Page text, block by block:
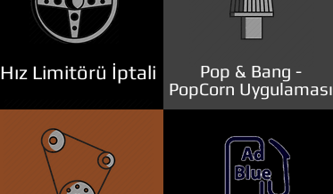
Hız Limitörü İptali
Pop & Bang -
PopCorn Uygulaması